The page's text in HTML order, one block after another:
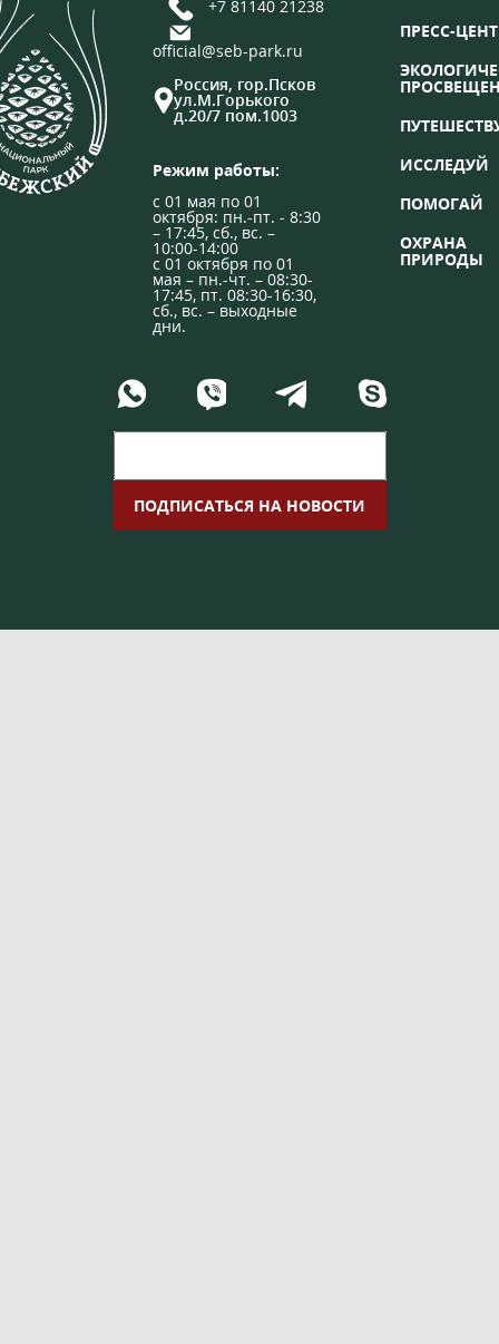
+7 81140 21238
official@seb-park.ru
Россия, гор.Псков
ул.М.Горького
д.20/7 пом.1003
Режим работы:
с 01 мая по 01
октября: пн.-пт. - 8:30
– 17:45, сб., вс. –
10:00-14:00
с 01 октября по 01
мая – пн.-чт. – 08:30-
17:45, пт. 08:30-16:30,
сб., вс. – выходные
дни.
ПРЕСС-
ИССЛЕДУЙ
ПОМОГАЙ
ОХРАНА
ПРИРОДЫ